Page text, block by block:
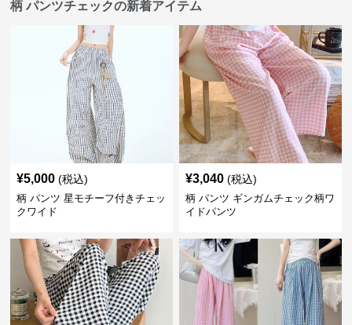
柄 パンツチェックの新着アイテム
¥5,000 (税込)
柄 パンツ 星モチーフ付きチェッ
クワイド
¥3,040 (税込)
柄 パンツ ギンガムチェック柄ワ
イドパンツ